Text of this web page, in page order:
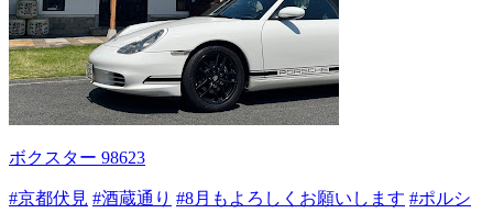
ボクスター 98623
#京都伏見 #酒蔵通り #8月もよろしくお願いします #ポルシ